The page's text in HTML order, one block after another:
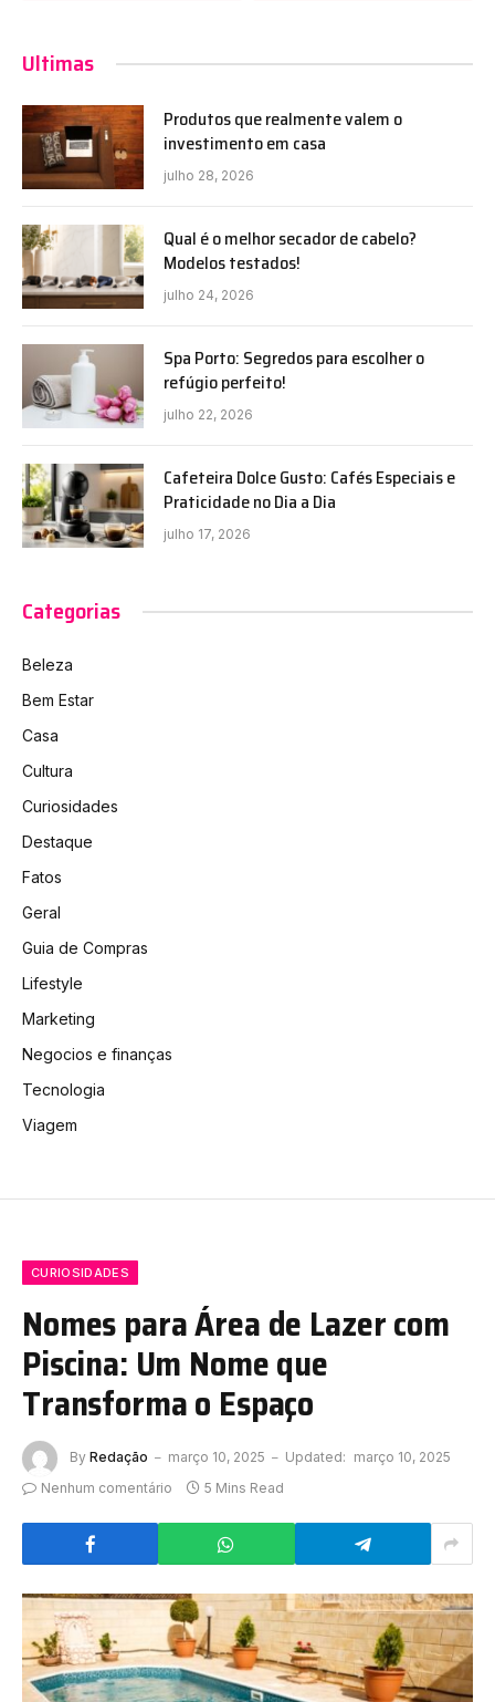
Ultimas
Produtos que realmente valem o
investimento em casa
julho 28, 2026
Qual é o melhor secador de cabelo?
Modelos testados!
julho 24, 2026
Spa Porto: Segredos para escolher o
refúgio perfeito!
julho 22, 2026
Cafeteira Dolce Gusto: Cafés Especiais e
Praticidade no Dia a Dia
julho 17, 2026
Categorias
Beleza
Bem Estar
Casa
Cultura
Curiosidades
Destaque
Fatos
Geral
Guia de Compras
Lifestyle
Marketing
Negocios e finanças
Tecnologia
Viagem
CURIOSIDADES
Nomes para Área de Lazer com
Piscina: Um Nome que
Transforma o Espaço
By Redação março 10, 2025 Updated: março 10, 2025
Nenhum comentário
5 Mins Read